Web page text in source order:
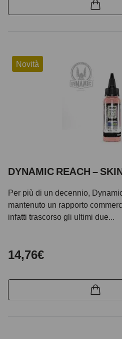
Novità
DYNAMIC REACH –
Per più di un decennio,
mantenuto un rapporto
infatti trascorso gli ultimi due...
14,76€